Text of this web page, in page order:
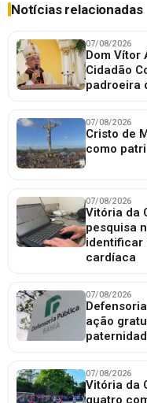
Notícias relacionadas
07/08/2026
Dom Vítor
Cidadão
padroeira
07/08/2026
Cristo de
como
07/08/2026
Vitória da
pesquisa
identificar
cardíaca
07/08/2026
ação
07/08/2026
Vitória da
quatro